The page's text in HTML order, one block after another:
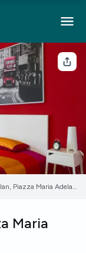
Habitación en Milan, Piazza Maria Adelaide di Savoia
Maria